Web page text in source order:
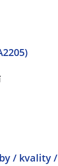
/ kvality /